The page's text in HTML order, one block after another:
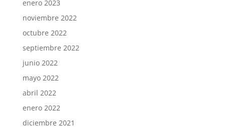
enero 2023
noviembre 2022
octubre 2022
septiembre 2022
junio 2022
mayo 2022
abril 2022
enero 2022
diciembre 2021